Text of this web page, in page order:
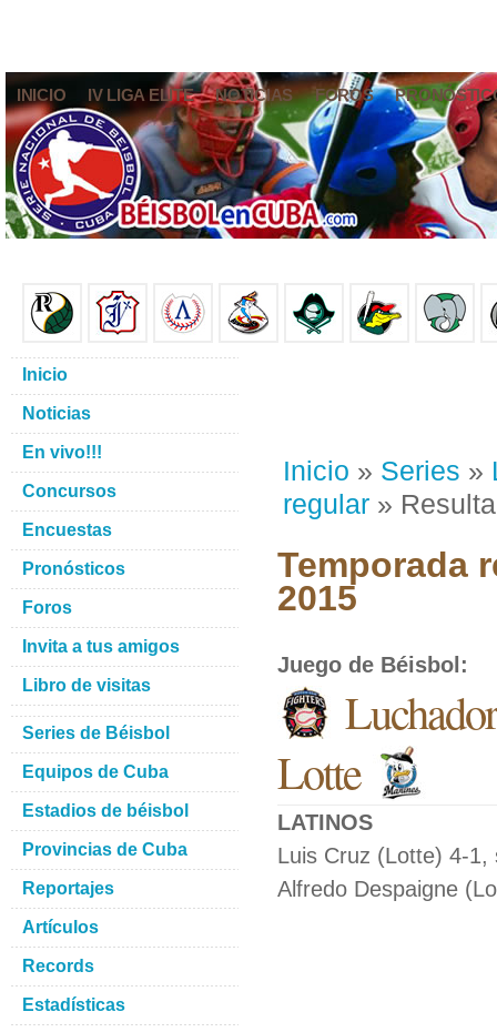
INICIO IV LIGA ELITE NOTICIAS FOROS
Inicio » Series »
regular »
Temporada
2015
Juego de Béisbol :
Lotte
LATINOS
Luis Cruz (Lotte) 4-1,
Alfredo Despaigne
Inicio
Noticias
En vivo!!!
Concursos
Encuestas
Pronósticos
Foros
Invita a tus amigos
Libro de visitas
Series de Béisbol
Equipos de Cuba
Estadios de béisbol
Provincias de Cuba
Reportajes
Artículos
Records
Estadísticas